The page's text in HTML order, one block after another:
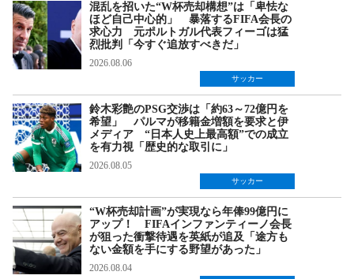
混乱を招いた“W杯売却構想”は「卑怯な
ほど自己中心的」 暴落するFIFA会長の
求心力 元ポルトガル代表フィーゴは猛
烈批判「今すぐ追放すべきだ」
2026.08.06
サッカー
鈴木彩艶のPSG交渉は「約63～72億円を
希望」 パルマが移籍金増額を要求と伊
メディア “日本人史上最高額”での成立
を有力視「歴史的な取引に」
2026.08.05
サッカー
“W杯売却計画”が実現なら年俸99億円に
アップ！ FIFAインファンティーノ会長
が狙った衝撃待遇を英紙が追及「途方も
ない金額を手にする野望があった」
2026.08.04